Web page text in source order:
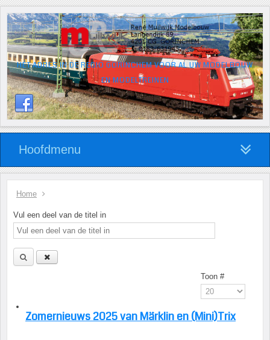
HÉT ADRES IN DE REGIO GORINCHEM VOOR AL UW MODELBOUW
EN MODELTREINEN
Hoofdmenu
Home
Vul een deel van de titel in
Toon #
Zomernieuws 2025 van Märklin en (Mini)Trix